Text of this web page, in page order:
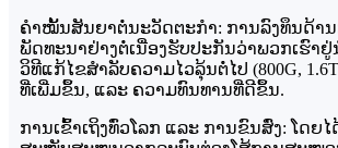
ຄຳໝັ້ນສັນຍາຕໍ່ນະວັດຕະກຳ: ການລົງທຶນດ້າ
ພັດທະນາຢ່າງຕໍ່ເນື່ອງຮັບປະກັນວ່າພວກເຮົາ
ວິທີແກ້ໄຂສຳລັບຄວາມໄວລຸ້ນຕໍ່ໄປ (800G,
ທີ່ເພີ່ມຂຶ້ນ, ແລະ ຄວາມທົນທານທີ່ດີຂຶ້ນ.
ການເຂົ້າເຖິງທົ່ວໂລກ ແລະ ການຂົນສົ່ງ: ໂດຍ